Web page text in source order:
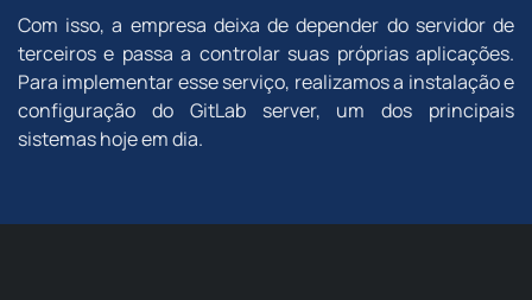
Com isso, a empresa deixa de depender do servidor de
terceiros e passa a controlar suas próprias aplicações.
Para implementar esse serviço, realizamos a instalação e
configuração do GitLab server, um dos principais
sistemas hoje em dia.